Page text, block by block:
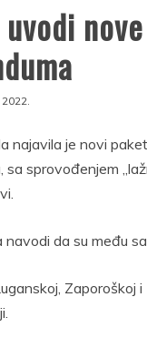
uvodi
najavila je novi
sa sprovođenjem
navodi da su među